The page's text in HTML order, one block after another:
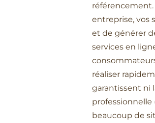
entreprise, vos
et de générer
services en
réaliser
garantissent ni
professionnelle
beaucoup de